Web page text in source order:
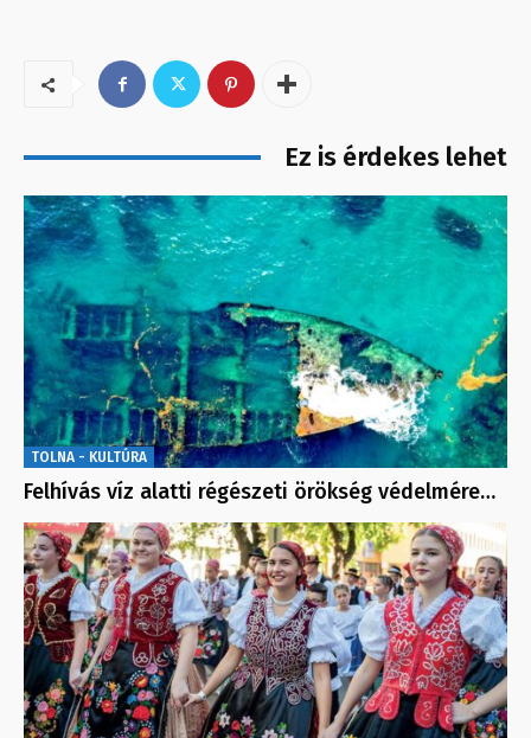
Ez is érdekes lehet
TOLNA - KULTÚRA
Felhívás víz alatti régészeti örökség védelmére…